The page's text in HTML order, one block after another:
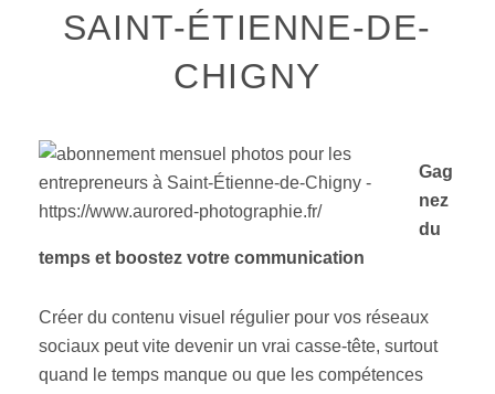
SAINT-ÉTIENNE-DE-
CHIGNY
Gag
nez
du
temps et boostez votre communication
Créer du contenu visuel régulier pour vos réseaux
sociaux peut vite devenir un vrai casse-tête, surtout
quand le temps manque ou que les compétences